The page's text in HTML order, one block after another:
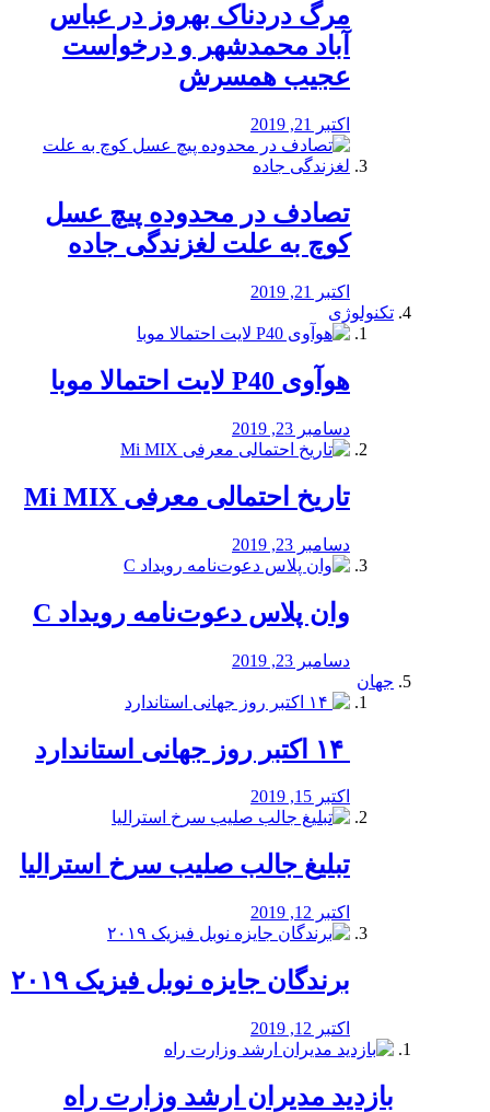
مرگ دردناک بهروز در عباس
آباد محمدشهر و درخواست
عجیب همسرش
اکتبر 21, 2019
تصادف در محدوده پیچ عسل
کوچ به علت لغزندگی جاده
اکتبر 21, 2019
تکنولوژی
هوآوی P40 لایت احتمالا موبا
دسامبر 23, 2019
تاریخ احتمالی معرفی Mi MIX
دسامبر 23, 2019
وان پلاس دعوت‌نامه رویداد C
دسامبر 23, 2019
جهان
اکتبر 15, 2019
تبلیغ جالب صلیب سرخ استرالیا
اکتبر 12, 2019
برندگان جایزه نوبل فیزیک ۲۰۱۹
اکتبر 12, 2019
بازدید مدیران ارشد وزارت راه